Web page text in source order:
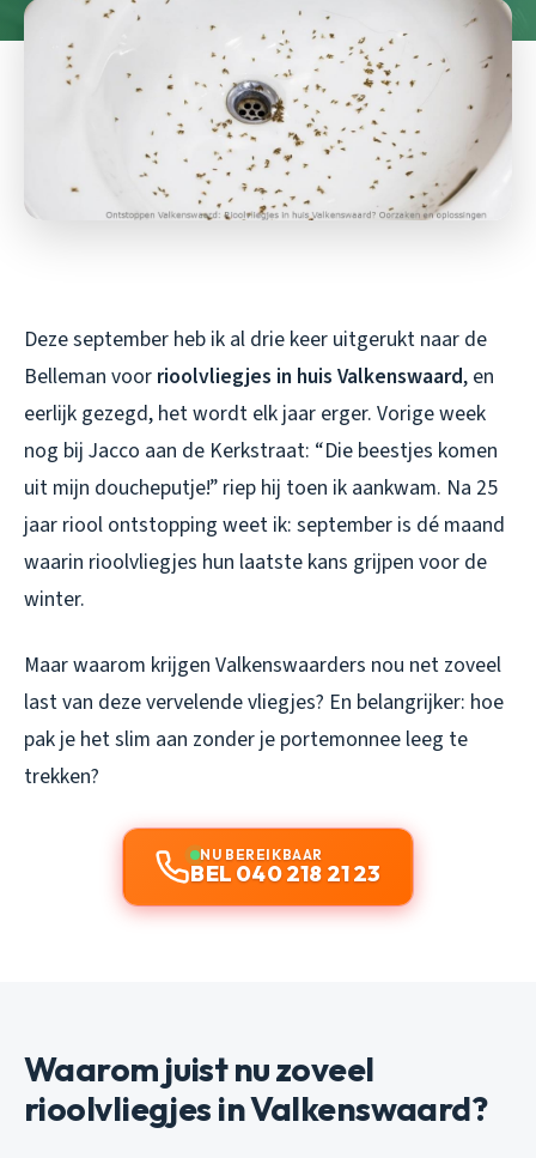
Deze september heb ik al drie keer uitgerukt naar de
Belleman voor rioolvliegjes in huis Valkenswaard, en
eerlijk gezegd, het wordt elk jaar erger. Vorige week
nog bij Jacco aan de Kerkstraat: “Die beestjes komen
uit mijn doucheputje!” riep hij toen ik aankwam. Na 25
jaar riool ontstopping weet ik: september is dé maand
waarin rioolvliegjes hun laatste kans grijpen voor de
winter.
Maar waarom krijgen Valkenswaarders nou net zoveel
last van deze vervelende vliegjes? En belangrijker: hoe
pak je het slim aan zonder je portemonnee leeg te
trekken?
NU BEREIKBAAR
BEL 040 218 21 23
Waarom juist nu zoveel
rioolvliegjes in Valkenswaard?